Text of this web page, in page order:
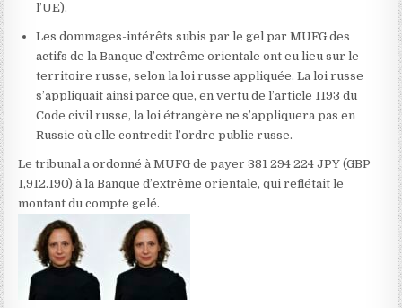
l’UE).
Les dommages-intérêts subis par le gel par MUFG des
actifs de la Banque d’extrême orientale ont eu lieu sur le
territoire russe, selon la loi russe appliquée. La loi russe
s’appliquait ainsi parce que, en vertu de l’article 1193 du
Code civil russe, la loi étrangère ne s’appliquera pas en
Russie où elle contredit l’ordre public russe.
Le tribunal a ordonné à MUFG de payer 381 294 224 JPY (GBP
1,912.190) à la Banque d’extrême orientale, qui reflétait le
montant du compte gelé.